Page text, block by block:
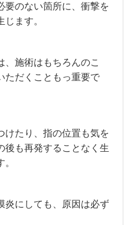
要のない箇所に、衝撃を
ます。
、施術はもちろんのこ
ただくこともっ重要で
けたり、指の位置も気を
後も再発することなく生
炎にしても、原因は必ず